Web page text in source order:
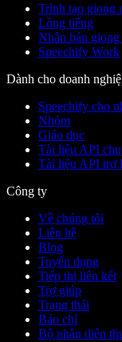
Trình tạo giọng
Lồng tiếng
Nhân bản giọng
Speechify Work
Dành cho doanh
Speechify cho
Nhóm
Giáo dục
Tài liệu API
Tài liệu API trợ
Công ty
Về chúng tôi
Liên hệ
Blog
Tuyển dụng
Tiếp thị liên kết
Trợ giúp
Trạng thái
Báo chí
Bộ nhận diện